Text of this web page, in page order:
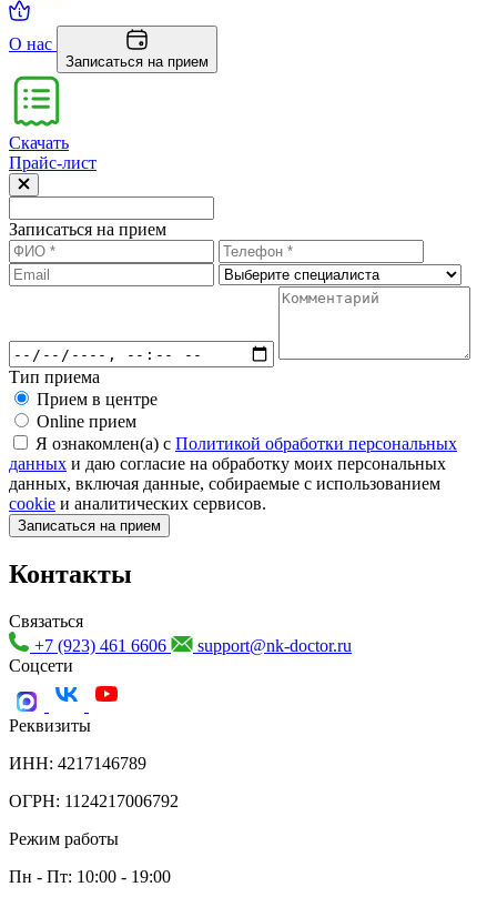
О нас
Записаться на прием
Скачать
Прайс-лист
Записаться на прием
Тип приема
Прием в центре
Online прием
Я ознакомлен(а) с Политикой обработки персональных
данных и даю согласие на обработку моих персональных
данных, включая данные, собираемые с использованием
cookie и аналитических сервисов.
Записаться на прием
Контакты
Связаться
+7 (923) 461 6606
support@nk-doctor.ru
Соцсети
Реквизиты
ИНН: 4217146789
ОГРН: 1124217006792
Режим работы
Пн - Пт: 10:00 - 19:00